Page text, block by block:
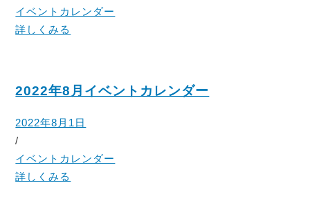
イベントカレンダー
詳しくみる
2022年8月イベントカレンダー
2022年8月1日
/
イベントカレンダー
詳しくみる